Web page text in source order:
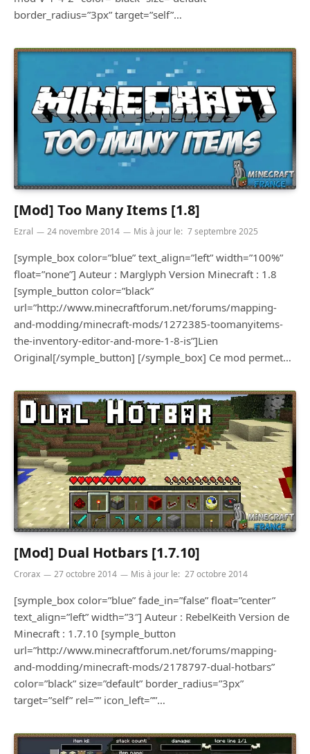
border_radius=”3px” target=”self”…
[Mod] Too Many Items [1.8]
Ezral 24 novembre 2014 Mis à jour le: 7 septembre 2025
[symple_box color=”blue” text_align=”left” width=”100%”
float=”none”] Auteur : Marglyph Version Minecraft : 1.8
[symple_button color=”black”
url=”http://www.minecraftforum.net/forums/mapping-
and-modding/minecraft-mods/1272385-toomanyitems-
the-inventory-editor-and-more-1-8-is”]Lien
Original[/symple_button] [/symple_box] Ce mod permet…
[Mod] Dual Hotbars [1.7.10]
Crorax 27 octobre 2014 Mis à jour le: 27 octobre 2014
[symple_box color=”blue” fade_in=”false” float=”center”
text_align=”left” width=”3″] Auteur : RebelKeith Version de
Minecraft : 1.7.10 [symple_button
url=”http://www.minecraftforum.net/forums/mapping-
and-modding/minecraft-mods/2178797-dual-hotbars”
color=”black” size=”default” border_radius=”3px”
target=”self” rel=”” icon_left=””…